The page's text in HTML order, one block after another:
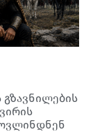
გზავნილების